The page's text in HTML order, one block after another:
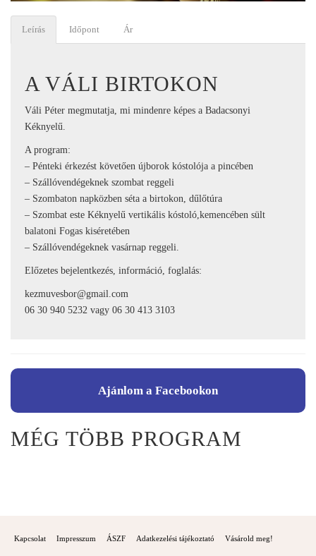
Leírás Időpont Ár
A VÁLI BIRTOKON
Váli Péter megmutatja, mi mindenre képes a Badacsonyi
Kéknyelű.
A program:
– Pénteki érkezést követően újborok kóstolója a pincében
– Szállóvendégeknek szombat reggeli
– Szombaton napközben séta a birtokon, dűlőtúra
– Szombat este Kéknyelű vertikális kóstoló,kemencében sült
balatoni Fogas kiséretében
– Szállóvendégeknek vasárnap reggeli.
Előzetes bejelentkezés, információ, foglalás:
kezmuvesbor@gmail.com
06 30 940 5232 vagy 06 30 413 3103
Ajánlom a Facebookon
MÉG TÖBB PROGRAM
Kapcsolat Impresszum ÁSZF Adatkezelési tájékoztató Vásárold meg!